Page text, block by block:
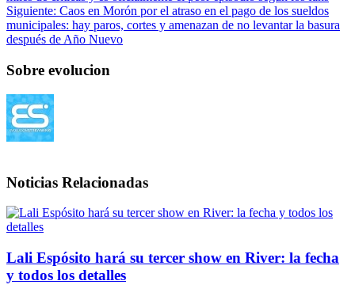
Siguiente: Caos en Morón por el atraso en el pago de los sueldos
municipales: hay paros, cortes y amenazan de no levantar la basura
después de Año Nuevo
Sobre evolucion
Noticias Relacionadas
Lali Espósito hará su tercer show en River: la fecha
y todos los detalles